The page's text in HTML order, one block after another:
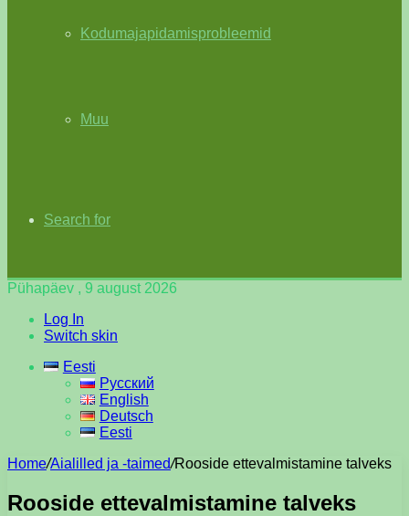
Kodumajapidamisprobleemid
Muu
Search for
Pühapäev , 9 august 2026
Log In
Switch skin
Eesti
Русский
English
Deutsch
Eesti
Home/Aialilled ja -taimed/Rooside ettevalmistamine talveks
Rooside ettevalmistamine talveks